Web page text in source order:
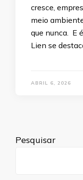
cresce,
meio
que nunca. E
Lien se
ABRIL 6, 2026
Pesquisar